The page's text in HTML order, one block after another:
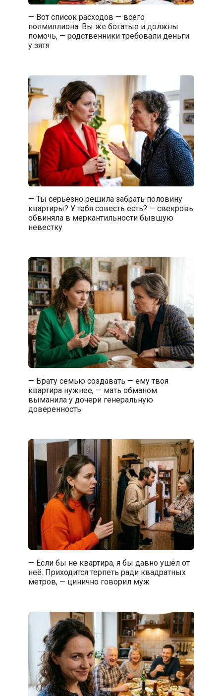
— Вот список расходов — всего
полмиллиона. Вы же богатые и должны
помочь, — родственники требовали деньги
у зятя
— Ты серьёзно решила забрать половину
квартиры? У тебя совесть есть? — свекровь
обвиняла в меркантильности бывшую
невестку
— Брату семью создавать — ему твоя
квартира нужнее, — мать обманом
выманила у дочери генеральную
доверенность
— Если бы не квартира, я бы давно ушёл от
неё. Приходится терпеть ради квадратных
метров, — цинично говорил муж